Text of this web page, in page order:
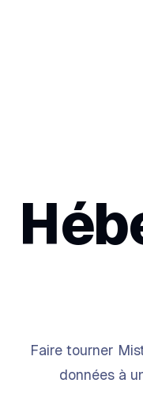
Faire tourner
données à